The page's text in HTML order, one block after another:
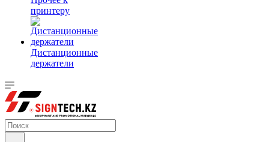
принтеру
Дистанционные
держатели